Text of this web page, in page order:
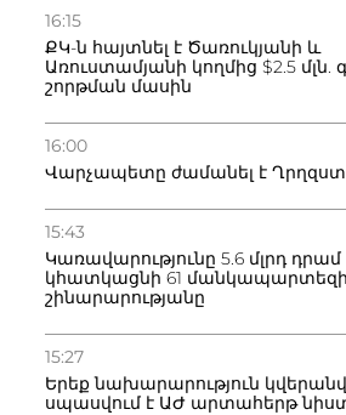
16:15
ՔԿ-ն հայտնել է Ծառուկյանի և
Առուստամյանի կողմից $2.5 մլն.
շորթման մասին
16:00
Վարչապետը ժամանել է
15:43
Կառավարությունը 5.6 մլրդ դրամ
կհատկացնի 61 մանկապարտեզի
շինարարությանը
15:27
Երեք նախարարություն
սպասվում է ԱԺ արտահերթ